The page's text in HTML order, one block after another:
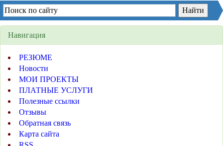
Навигация
РЕЗЮМЕ
Новости
МОИ ПРОЕКТЫ
ПЛАТНЫЕ УСЛУГИ
Полезные ссылки
Отзывы
Обратная связь
Карта сайта